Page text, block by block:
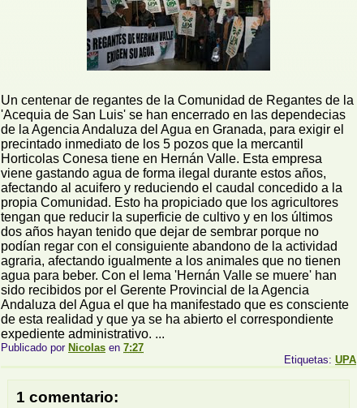
Un centenar de regantes de la Comunidad de Regantes de la
'Acequia de San Luis' se han encerrado en las dependecias
de la Agencia Andaluza del Agua en Granada, para exigir el
precintado inmediato de los 5 pozos que la mercantil
Horticolas Conesa tiene en Hernán Valle. Esta empresa
viene gastando agua de forma ilegal durante estos años,
afectando al acuifero y reduciendo el caudal concedido a la
propia Comunidad. Esto ha propiciado que los agricultores
tengan que reducir la superficie de cultivo y en los últimos
dos años hayan tenido que dejar de sembrar porque no
podían regar con el consiguiente abandono de la actividad
agraria, afectando igualmente a los animales que no tienen
agua para beber. Con el lema 'Hernán Valle se muere' han
sido recibidos por el Gerente Provincial de la Agencia
Andaluza del Agua el que ha manifestado que es consciente
de esta realidad y que ya se ha abierto el correspondiente
expediente administrativo. ...
Publicado por Nicolas en 7:27
Etiquetas: UPA
1 comentario: